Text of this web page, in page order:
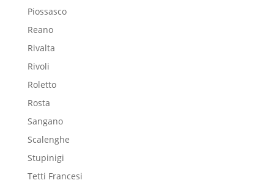
Piossasco
Reano
Rivalta
Rivoli
Roletto
Rosta
Sangano
Scalenghe
Stupinigi
Tetti Francesi